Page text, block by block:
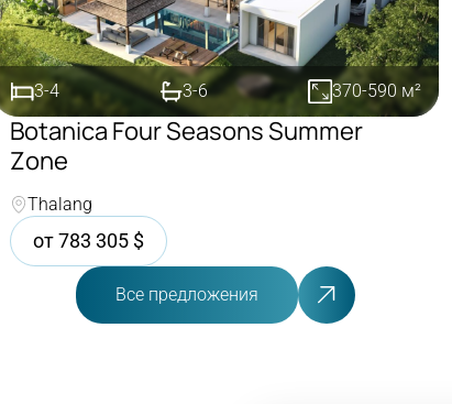
3-4 3-6 370-590 м²
Покупка
Botanica Four Seasons Summer
Zone
Thalang
от783 305 $
Все предложения